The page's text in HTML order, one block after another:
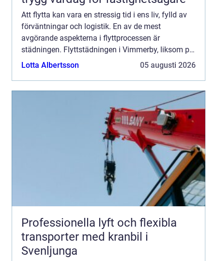
Att flytta kan vara en stressig tid i ens liv, fylld av
förväntningar och logistik. En av de mest
avgörande aspekterna i flyttprocessen är
städningen. Flyttstädningen i Vimmerby, liksom på
många andra platser...
Lotta Albertsson 05 augusti 2026
Professionella lyft och flexibla
transporter med kranbil i
Svenljunga